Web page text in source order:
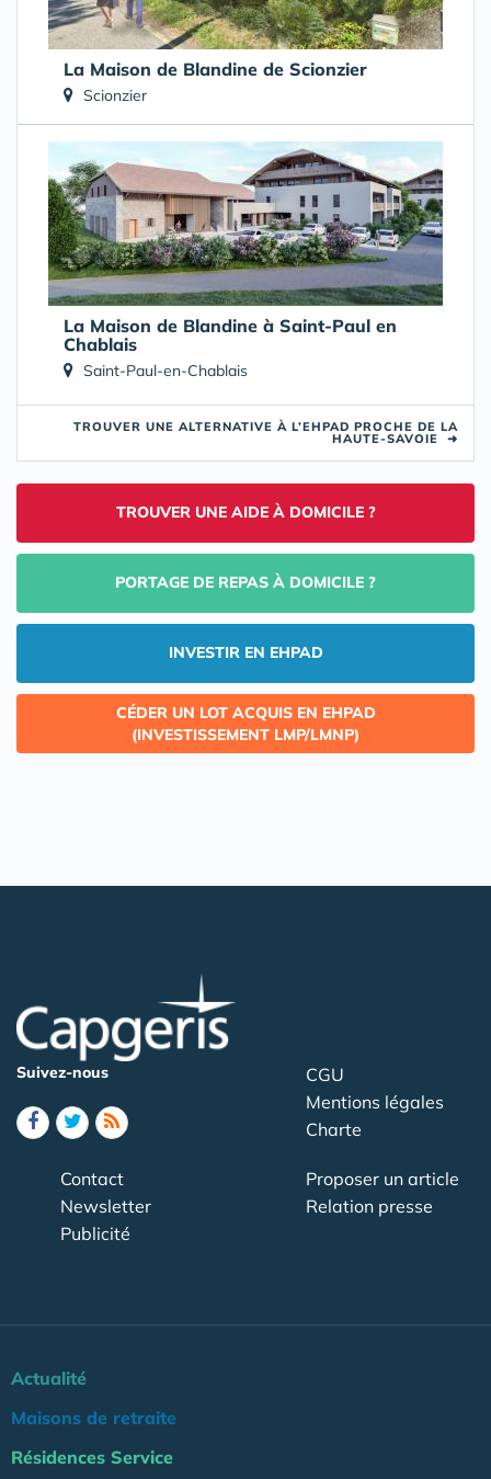
La Maison de Blandine de Scionzier
Scionzier
La Maison de Blandine à Saint-Paul en
Chablais
Saint-Paul-en-Chablais
TROUVER UNE ALTERNATIVE À L’EHPAD PROCHE DE LA
HAUTE-SAVOIE ➜
TROUVER UNE AIDE À DOMICILE ?
PORTAGE DE REPAS À DOMICILE ?
INVESTIR EN EHPAD
CÉDER UN LOT ACQUIS EN EHPAD
(INVESTISSEMENT LMP/LMNP)
Suivez-nous
CGU
Mentions légales
Charte
Contact
Newsletter
Publicité
Proposer un article
Relation presse
Actualité
Maisons de retraite
Résidences Service